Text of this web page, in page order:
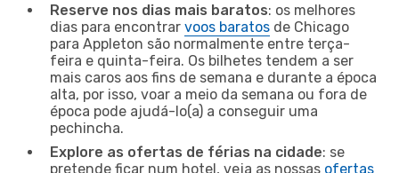
Reserve nos dias mais baratos: os melhores
dias para encontrar voos baratos de Chicago
para Appleton são normalmente entre terça-
feira e quinta-feira. Os bilhetes tendem a ser
mais caros aos fins de semana e durante a época
alta, por isso, voar a meio da semana ou fora de
época pode ajudá-lo(a) a conseguir uma
pechincha.
Explore as ofertas de férias na cidade: se
pretende ficar num hotel, veja as nossas ofertas